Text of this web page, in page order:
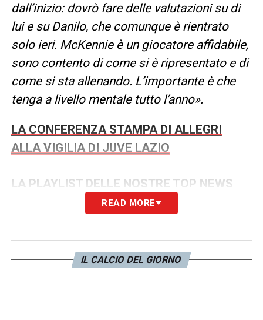
dall’inizio: dovrò fare delle valutazioni su di
lui e su Danilo, che comunque è rientrato
solo ieri. McKennie è un giocatore affidabile,
sono contento di come si è ripresentato e di
come si sta allenando. L’importante è che
tenga a livello mentale tutto l’anno».
LA CONFERENZA STAMPA DI ALLEGRI
ALLA VIGILIA DI JUVE LAZIO
LA PLAYLIST DELLE NOSTRE TOP NEWS
READ MORE
IL CALCIO DEL GIORNO